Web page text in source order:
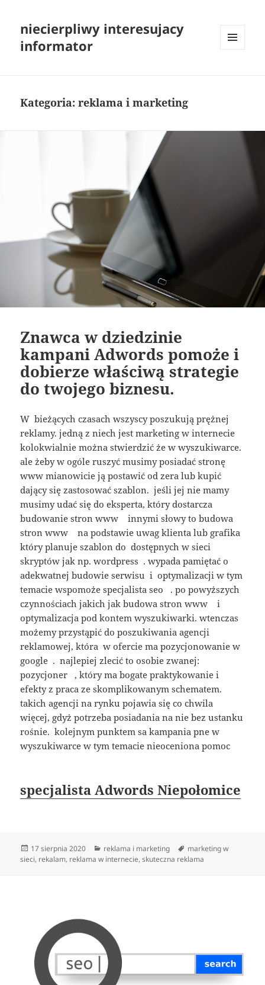
niecierpliwy interesujacy
informator
Kategoria:reklama i marketing
Znawca w dziedzinie
kampani Adwords pomoże i
dobierze właściwą strategie
do twojego biznesu.
W bieżących czasach wszyscy poszukują prężnej
reklamy. jedną z niech jest marketing w internecie
kolokwialnie można stwierdzić że w wyszukiwarce.
ale żeby w ogóle ruszyć musimy posiadać stronę
www mianowicie ją postawić od zera lub kupić
dający się zastosować szablon. jeśli jej nie mamy
musimy udać się do eksperta, który dostarcza
budowanie stron www innymi słowy to budowa
stron www na podstawie uwag klienta lub grafika
który planuje szablon do dostępnych w sieci
skryptów jak np. wordpress . wypada pamiętać o
adekwatnej budowie serwisu i optymalizacji w tym
temacie wspomoże specjalista seo . po powyższych
czynnościach jakich jak budowa stron www i
optymalizacja pod kontem wyszukiwarki. wtenczas
możemy przystąpić do poszukiwania agencji
reklamowej, która w ofercie ma pozycjonowanie w
google . najlepiej zlecić to osobie zwanej:
pozycjoner , który ma bogate praktykowanie i
efekty z praca ze skomplikowanym schematem.
takich agencji na rynku pojawia się co chwila
więcej, gdyż potrzeba posiadania na nie bez ustanku
rośnie. kolejnym punktem sa kampania pne w
wyszukiwarce w tym temacie nieoceniona pomoc
specjalista Adwords Niepołomice
Data
publikacji
17 sierpnia 2020 Kategorie
reklama i marketing Tagi
marketing w
sieci, rekalam, reklama w internecie,skuteczna reklama